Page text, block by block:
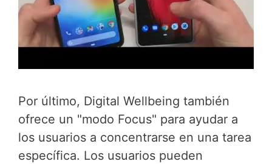
Por último, Digital Wellbeing también
ofrece un "modo Focus" para ayudar a
los usuarios a concentrarse en una tarea
específica. Los usuarios pueden